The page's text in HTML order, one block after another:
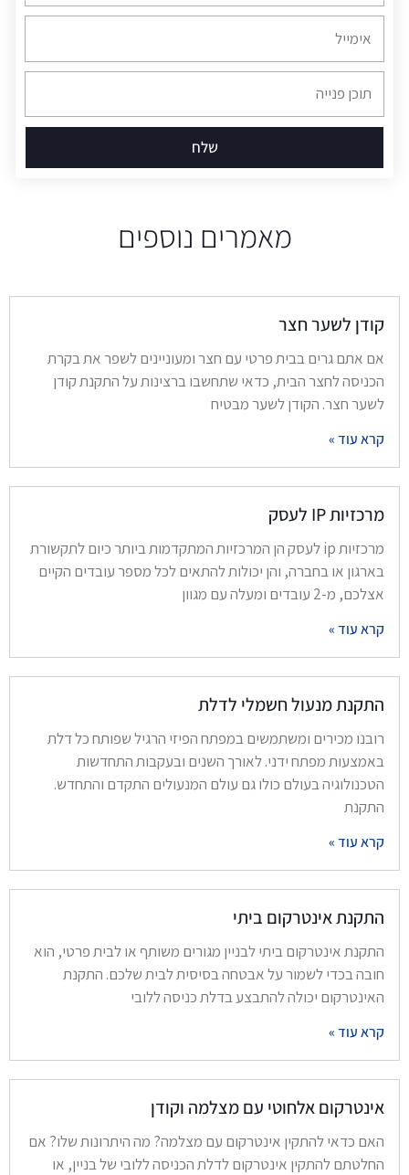
שלח
מאמרים נוספים
קודן לשער חצר
אם אתם גרים בבית פרטי עם חצר ומעוניינים לשפר את בקרת
הכניסה לחצר הבית, כדאי שתחשבו ברצינות על התקנת קודן
לשער חצר. הקודן לשער מבטיח
קרא עוד »
מרכזיות IP לעסק
מרכזיות ip לעסק הן המרכזיות המתקדמות ביותר כיום לתקשורת
בארגון או בחברה, והן יכולות להתאים לכל מספר עובדים הקיים
אצלכם, מ-2 עובדים ומעלה עם מגוון
קרא עוד »
התקנת מנעול חשמלי לדלת
רובנו מכירים ומשתמשים במפתח הפיזי הרגיל שפותח כל דלת
באמצעות מפתח ידני. לאורך השנים ובעקבות התחדשות
הטכנולוגיה בעולם כולו גם עולם המנעולים התקדם והתחדש.
התקנת
קרא עוד »
התקנת אינטרקום ביתי
התקנת אינטרקום ביתי לבניין מגורים משותף או לבית פרטי, הוא
חובה בכדי לשמור על אבטחה בסיסית לבית שלכם. התקנת
האינטרקום יכולה להתבצע בדלת כניסה ללובי
קרא עוד »
אינטרקום אלחוטי עם מצלמה וקודן
האם כדאי להתקין אינטרקום עם מצלמה? מה היתרונות שלו? אם
החלטתם להתקין אינטרקום לדלת הכניסה ללובי של בניין, או